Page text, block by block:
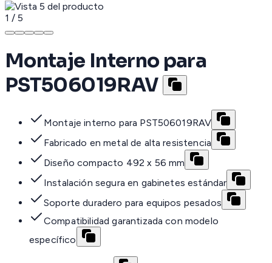
1 / 5
Montaje Interno para
PST506019RAV
Montaje interno para PST506019RAV
Fabricado en metal de alta resistencia
Diseño compacto 492 x 56 mm
Instalación segura en gabinetes estándar
Soporte duradero para equipos pesados
Compatibilidad garantizada con modelo
específico